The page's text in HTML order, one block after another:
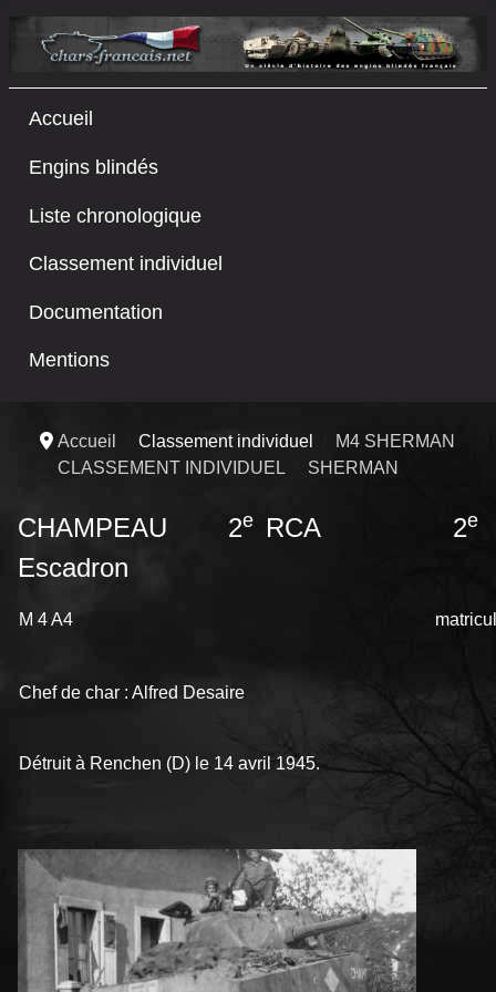
Accueil
Engins blindés
Liste chronologique
Classement individuel
Documentation
Mentions
Accueil Classement individuel
M4 SHERMAN
CLASSEMENT INDIVIDUEL
SHERMAN
CHAMPEAU 2eRCA 2e
Escadron
M 4 A4
Chef de char : Alfred Desaire
Détruit à Renchen (D) le 14 avril 1945.